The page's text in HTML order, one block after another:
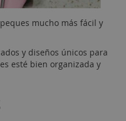
mucho más fácil y
y diseños únicos para
esté bien organizada y